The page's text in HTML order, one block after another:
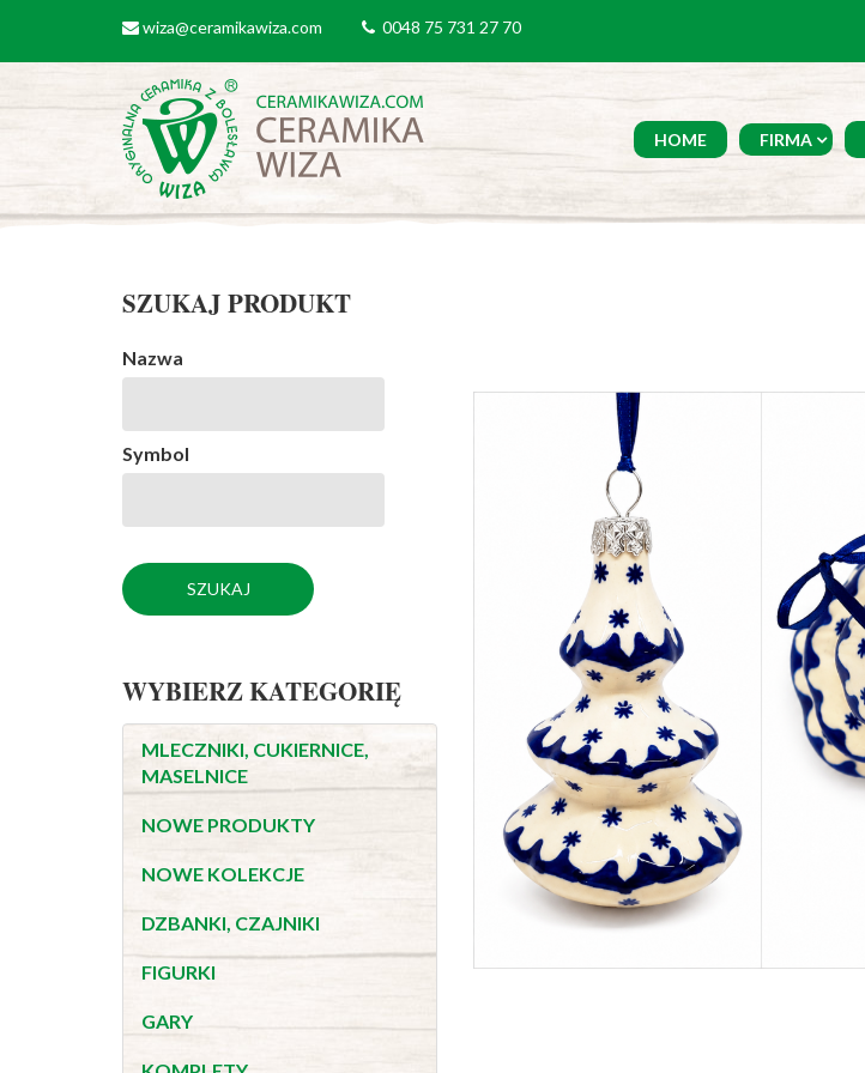
email
wiza@ceramikawiza.com tel0048 75 731 27 70
HOME FIRMA
SZUKAJ PRODUKT
Nazwa
Symbol
WYBIERZ KATEGORIĘ
MLECZNIKI, CUKIERNICE,
MASELNICE
NOWE PRODUKTY
NOWE KOLEKCJE
DZBANKI, CZAJNIKI
FIGURKI
GARY